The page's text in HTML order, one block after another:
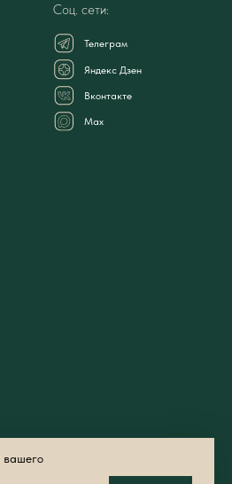
Вконтакте
Мах
Телеграм
Яндекс Дзен
Соц. сети:
вашего